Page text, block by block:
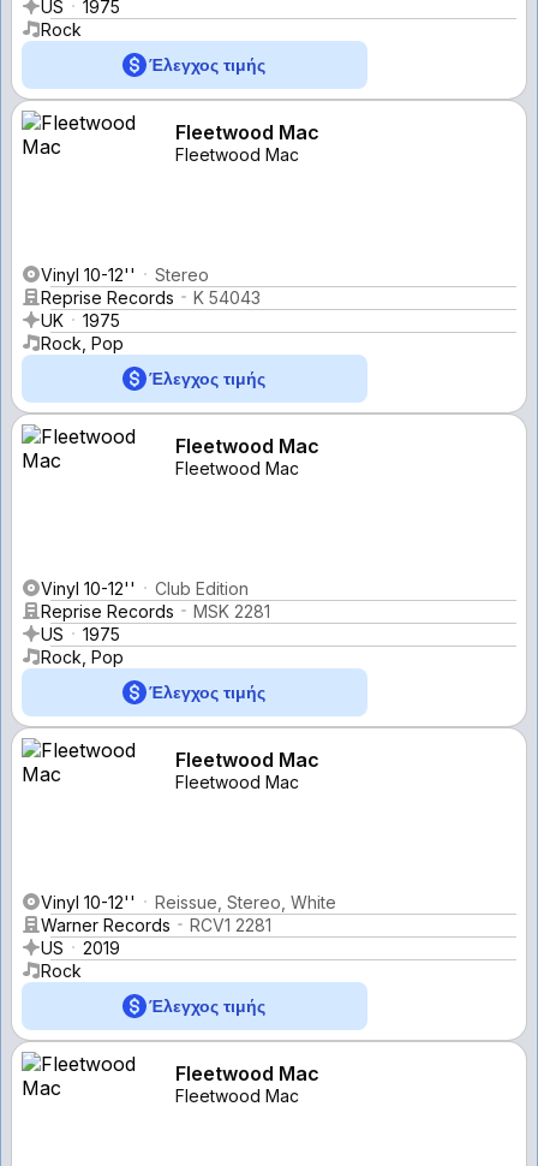
US
1975
Rock
Έλεγχος τιμής
Fleetwood Mac
Fleetwood Mac
Vinyl 10-12''
Stereo
Reprise Records
K 54043
UK
1975
Rock, Pop
Έλεγχος τιμής
Fleetwood Mac
Fleetwood Mac
Vinyl 10-12''
Club Edition
Reprise Records
MSK 2281
US
1975
Rock, Pop
Έλεγχος τιμής
Fleetwood Mac
Fleetwood Mac
Vinyl 10-12''
Reissue, Stereo, White
Warner Records
RCV1 2281
US
2019
Rock
Έλεγχος τιμής
Fleetwood Mac
Fleetwood Mac